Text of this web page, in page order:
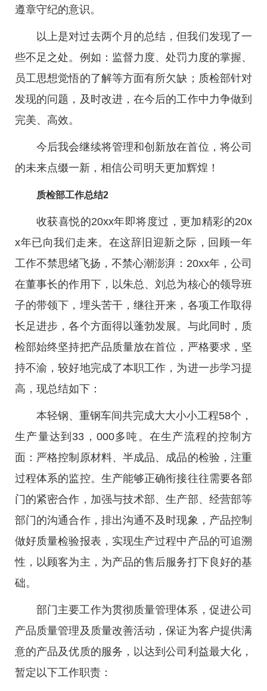
遵章守纪的意识。
以上是对过去两个月的总结，但我们发现了一
些不足之处。例如：监督力度、处罚力度的掌握、
员工思想觉悟的了解等方面有所欠缺；质检部针对
发现的问题，及时改进，在今后的工作中力争做到
完美、高效。
今后我会继续将管理和创新放在首位，将公司
的未来点缀一新，相信公司明天更加辉煌！
质检部工作总结2
收获喜悦的20xx年即将度过，更加精彩的20x
x年已向我们走来。在这辞旧迎新之际，回顾一年
工作不禁思绪飞扬，不禁心潮澎湃：20xx年，公司
在董事长的作用下，以朱总、刘总为核心的领导班
子的带领下，埋头苦干，继往开来，各项工作取得
长足进步，各个方面得以蓬勃发展。与此同时，质
检部始终坚持把产品质量放在首位，严格要求，坚
持不渝，较好地完成了本职工作，为进一步学习提
高，现总结如下：
本轻钢、重钢车间共完成大大小小工程58个，
生产量达到33，000多吨。在生产流程的控制方
面：严格控制原材料、半成品、成品的检验，注重
过程体系的监控。生产能够正确衔接往往需要各部
门的紧密合作，加强与技术部、生产部、经营部等
部门的沟通合作，排出沟通不及时现象，产品控制
做好质量检验报表，实现生产过程中产品的可追溯
性，以顾客为主，为产品的售后服务打下良好的基
础。
部门主要工作为贯彻质量管理体系，促进公司
产品质量管理及质量改善活动，保证为客户提供满
意的产品及优质的服务，以达到公司利益最大化，
暂定以下工作职责：